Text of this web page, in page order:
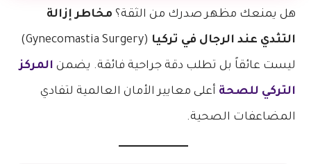
هل يمنعك مظهر صدرك من الثقة؟ مخاطر إزالة
التثدي عند الرجال في تركيا (Gynecomastia Surgery)
ليست عائقاً بل تطلب دقة جراحية فائقة. يضمن المركز
التركي للصحة أعلى معايير الأمان العالمية لتفادي
المضاعفات الصحية.